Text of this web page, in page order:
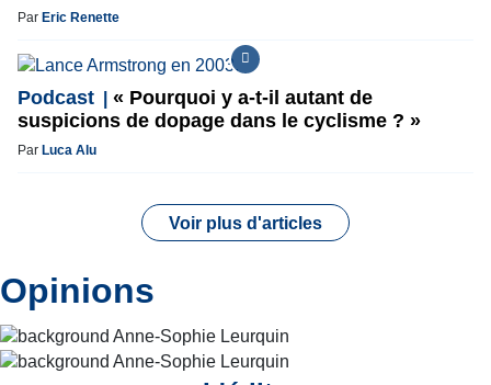
Par Eric Renette
Podcast
« Pourquoi y a-t-il autant de
suspicions de dopage dans le cyclisme ? »
Par Luca Alu
Voir plus d'articles
Opinions